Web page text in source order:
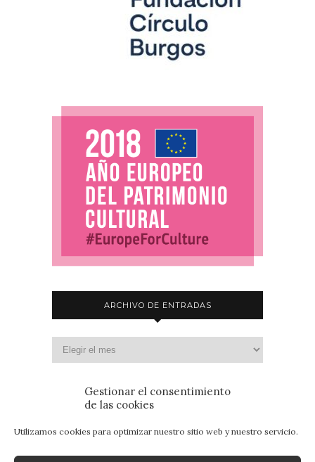
Gestionar el consentimiento
de las cookies
Utilizamos cookies para optimizar nuestro sitio web y nuestro servicio.
ARCHIVO DE ENTRADAS